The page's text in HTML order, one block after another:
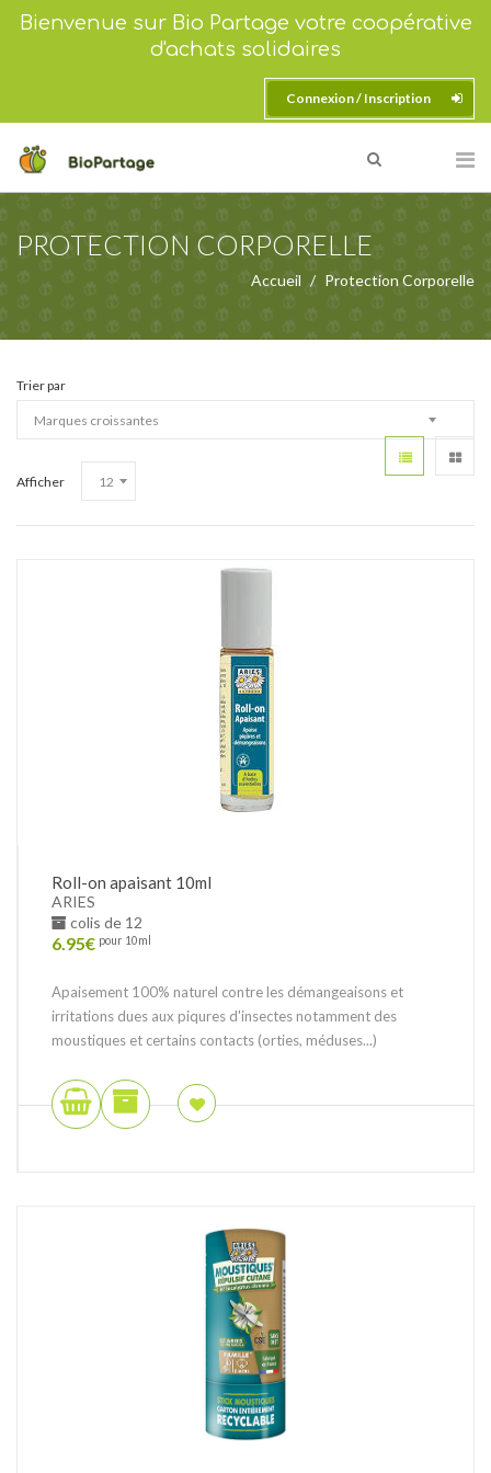
Bienvenue sur Bio Partage votre coopérative
d'achats solidaires
Connexion / Inscription
PROTECTION CORPORELLE
Accueil Protection Corporelle
Trier par
Afficher
Roll-on apaisant 10ml
ARIES
colis de 12
6.95€ pour 10ml
Apaisement 100% naturel contre les démangeaisons et
irritations dues aux piqures d'insectes notamment des
moustiques et certains contacts (orties, méduses...)